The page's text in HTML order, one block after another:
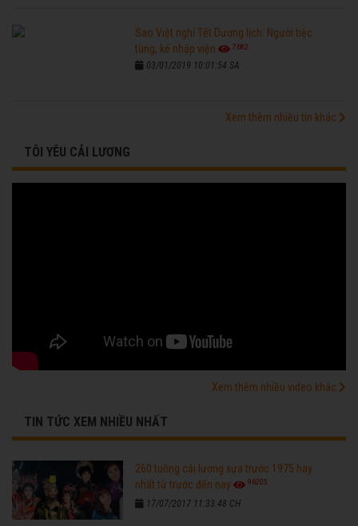
Sao Việt nghỉ Tết Dương lịch: Người tiệc
tùng, kẻ nhập viện
7682
03/01/2019 10:01:54 SA
Xem thêm nhiều tin khác
TÔI YÊU CẢI LƯƠNG
Xem thêm nhiều video khác
TIN TỨC XEM NHIỀU NHẤT
260 tuồng cải lương xưa trước 1975 hay
nhất từ trước đến nay
96205
17/07/2017 11:33:48 CH